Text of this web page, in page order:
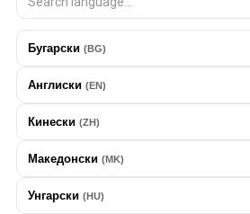
Бугарски (BG)
Англиски (EN)
Кинески (ZH)
Македонски (MK)
Унгарски (HU)
Лозинката мора да содржи
Преземете ја нашата